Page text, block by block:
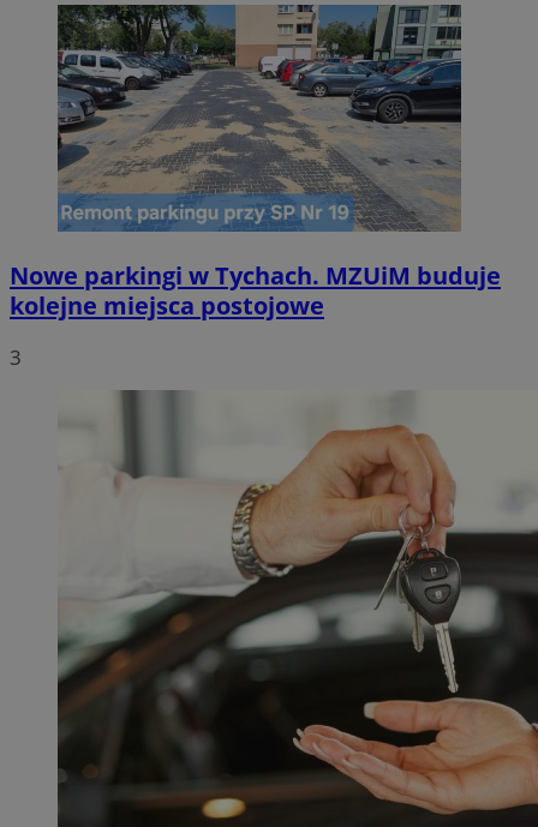
Nowe parkingi w Tychach. MZUiM buduje
kolejne miejsca postojowe
3